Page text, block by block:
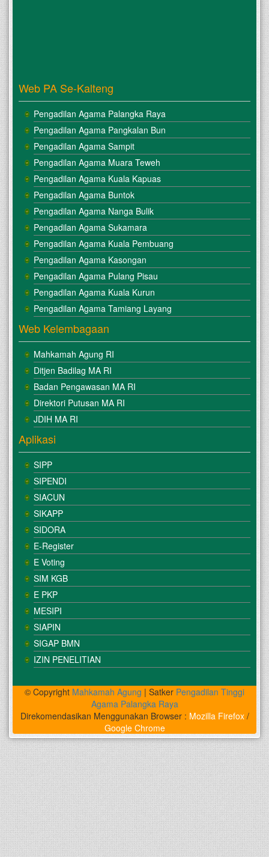
Web PA Se-Kalteng
Pengadilan Agama Palangka Raya
Pengadilan Agama Pangkalan Bun
Pengadilan Agama Sampit
Pengadilan Agama Muara Teweh
Pengadilan Agama Kuala Kapuas
Pengadilan Agama Buntok
Pengadilan Agama Nanga Bulik
Pengadilan Agama Sukamara
Pengadilan Agama Kuala Pembuang
Pengadilan Agama Kasongan
Pengadilan Agama Pulang Pisau
Pengadilan Agama Kuala Kurun
Pengadilan Agama Tamiang Layang
Web Kelembagaan
Mahkamah Agung RI
Ditjen Badilag MA RI
Badan Pengawasan MA RI
Direktori Putusan MA RI
JDIH MA RI
Aplikasi
SIPP
SIPENDI
SIACUN
SIKAPP
SIDORA
E-Register
E Voting
SIM KGB
E PKP
MESIPI
SIAPIN
SIGAP BMN
IZIN PENELITIAN
© Copyright Mahkamah Agung | Satker Pengadilan Tinggi
Agama Palangka Raya
Direkomendasikan Menggunakan Browser : Mozilla Firefox/
Google Chrome